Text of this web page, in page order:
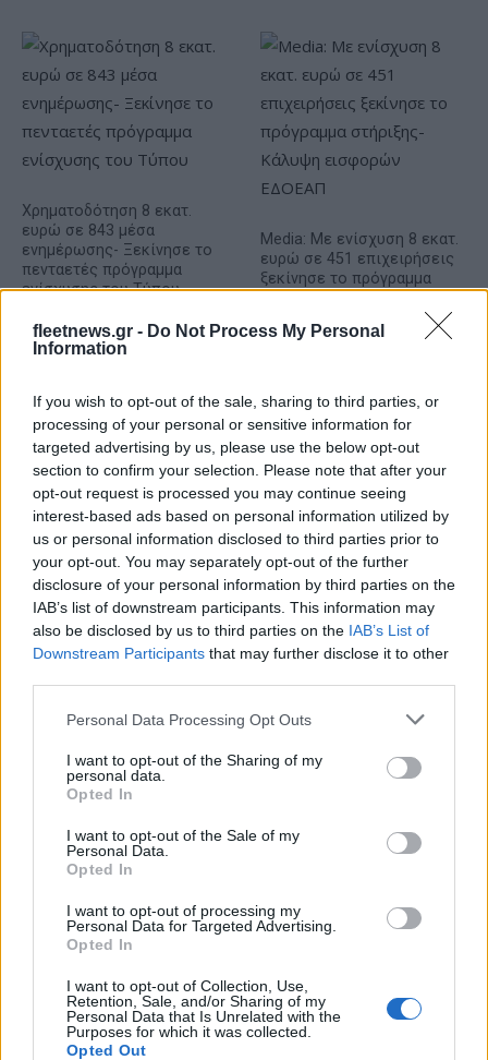
fleetnews.gr - Do Not Process My Personal
Information
If you wish to opt-out of the sale, sharing to third parties, or
processing of your personal or sensitive information for
targeted advertising by us, please use the below opt-out
section to confirm your selection. Please note that after your
opt-out request is processed you may continue seeing
interest-based ads based on personal information utilized by
us or personal information disclosed to third parties prior to
your opt-out. You may separately opt-out of the further
disclosure of your personal information by third parties on the
IAB’s list of downstream participants. This information may
also be disclosed by us to third parties on the IAB’s List of
Downstream Participants that may further disclose it to other
Please note that this website/app uses one or more Google
not limited to your visit or usage behaviour. You may click to
grant or deny consent to Google and its third-party tags to
use your data for below specified purposes in below Google
consent section.
Personal Data Processing Opt Outs
I want to opt-out of the Sharing of my
personal data.
Opted In
I want to opt-out of the Sale of my
Personal Data.
Opted In
I want to opt-out of processing my
Personal Data for Targeted Advertising.
Opted In
I want to opt-out of Collection, Use,
Retention, Sale, and/or Sharing of my
Personal Data that Is Unrelated with the
Purposes for which it was collected.
Opted Out
Χρηματοδότηση 8 εκατ.
ευρώ σε 843 μέσα
ενημέρωσης- Ξεκίνησε το
πενταετές πρόγραμμα
ενίσχυσης του Τύπου
Media: Με ενίσχυση 8 εκατ.
ευρώ σε 451 επιχειρήσεις
ξεκίνησε το πρόγραμμα
IAB Hellas: Νέα Διοικούσα Επιτροπή και νέο Διοικητικό
Συμβούλιο - Πρόεδρος ο Γαληνός Γιαγλής
Νέο Audi A2 e-tron με
στόχο την κορυφή της
Η Chery επενδύει 75 εκατ.
δολάρια στην KG Mobility
Το FIAT 500 Hybrid τώρα από 18.990 ευρώ
Ουκρανία: Με Μίχαϊλιουκ
Πάρκερ: «Όνειρό μου να
κατακτήσω το ΝΒΑ Europe